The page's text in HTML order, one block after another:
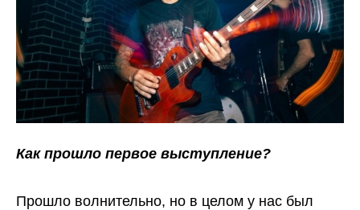
Как прошло первое выступление?
Прошло волнительно, но в целом у нас был